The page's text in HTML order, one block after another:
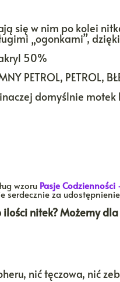
się w nim po kolei
„ogonkami”,
50%
PETROL, PETROL,
domyślnie
wzoru Pasje
serdecznie za
ilości nitek? Możemy
nić tęczowa, nić